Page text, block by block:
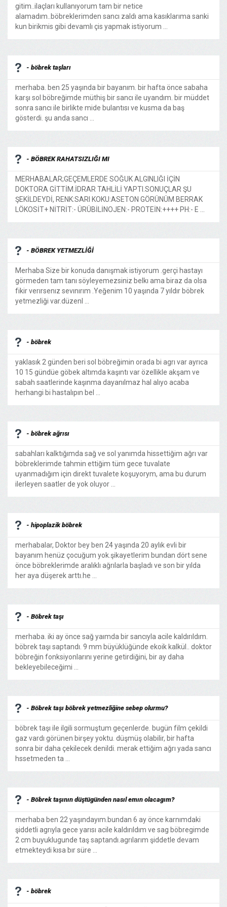
gitim..ilaçları kullanıyorum tam bir netice
alamadım..böbreklerimden sancı zaldı ama kasıklarıma sanki
kun birikmis gibi devamlı çis yapmak istiyorum ...
- böbrek taşları
merhaba. ben 25 yaşında bir bayanım. bir hafta önce sabaha
karşı sol böbreğimde müthiş bir sancı ile uyandım. bir müddet
sonra sancı ile birlikte mide bulantısı ve kusma da baş
gösterdi. şu anda sancı ...
- BÖBREK RAHATSIZLIĞI MI
MERHABALAR;GEÇEMLERDE SOĞUK ALGINLIĞI İÇİN
DOKTORA GİTTİM.İDRAR TAHLİLİ YAPTI.SONUÇLAR ŞU
ŞEKİLDEYDİ, RENK:SARI KOKU:ASETON GÖRÜNÜM BERRAK
LÖKOSİT+ NİTRİT:- ÜRÜBİLİNOJEN:- PROTEİN:++++ PH:- E ...
- BÖBREK YETMEZLİĞİ
Merhaba Size bir konuda danışmak istiyorum .gerçi hastayı
görmeden tam tanı söyleyemezsiniz belkı ama biraz da olsa
fikir verırsenız sevınırım .Yeğenim 10 yaşında 7 yıldır böbrek
yetmezliği var.düzenl ...
- böbrek
yaklasık 2 günden beri sol böbreğimin orada bi agrı var ayrıca
10 15 gündüe göbek altımda kaşıntı var özellikle akşam ve
sabah saatlerinde kaşınma dayanılmaz hal alıyo acaba
herhangi bi hastalıpın bel ...
- böbrek ağrısı
sabahları kalktığımda sağ ve sol yanımda hissettiğim ağrı var
böbreklerimde tahmin ettiğim tüm gece tuvalate
uyanmadığım için direkt tuvalete koşuyorym, ama bu durum
ilerleyen saatler de yok oluyor ...
- hipoplazik böbrek
merhabalar, Doktor bey ben 24 yaşında 20 aylık evli bir
bayanım henüz çocuğum yok.şikayetlerim bundan dört sene
önce böbreklerimde aralıklı ağrılarla başladı ve son bir yılda
her aya düşerek arttı.he ...
- Böbrek taşı
merhaba. iki ay önce sağ yaımda bir sancıyla acile kaldırıldım.
böbrek taşı saptandı. 9 mm büyüklüğünde ekoik kalkül.. doktor
böbreğin fonksiyonlarını yerine getirdiğini, bir ay daha
bekleyebileceğimi ...
- Böbrek taşı böbrek yetmezliğine sebep olurmu?
böbrek taşı ile ilgili sormuştum geçenlerde. bugün film çekildi
gaz vardı görünen birşey yoktu. düşmüş olabilir, bir hafta
sonra bir daha çekilecek denildi. merak ettiğim ağrı yada sancı
hssetmeden ta ...
- Böbrek taşının düştügünden nasıl emın olacagım?
merhaba ben 22 yaşındayım.bundan 6 ay önce karnımdaki
şiddetli agrıyla gece yarısı acile kaldırıldım ve sag böbregimde
2 cm buyuklugunde taş saptandı.agrılarım şiddetle devam
etmekteydi kısa bır süre ...
- böbrek